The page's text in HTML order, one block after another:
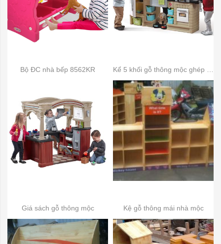
Bộ ĐC nhà bếp 8562KR
Giá sách gỗ thông mộc Kệ gỗ thông mái nhà mộc